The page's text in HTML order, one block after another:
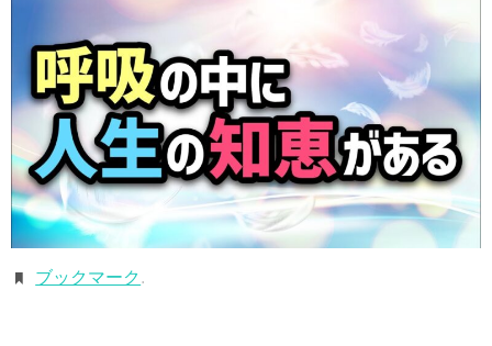
ブックマーク .